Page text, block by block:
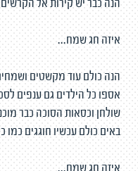
הנה כבר יש קירות אל
איזה חג שמח...
הנה כולם עוד מקשטים
אספו כל הילדים גם ענפים
שולחן וכסאות הסוכה כבר
באים כולם עכשיו חוגגים כמו